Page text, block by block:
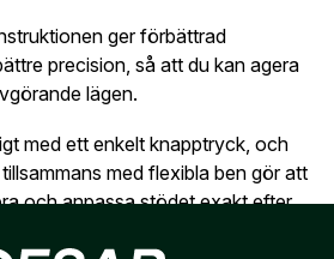
ger förbättrad
precision, så att du kan agera
lägen.
med ett enkelt knapptryck, och
med flexibla ben gör att
och anpassa stödet exakt efter
eller ett företag? Kontakta
att skapa ett konto.
Skapa konto